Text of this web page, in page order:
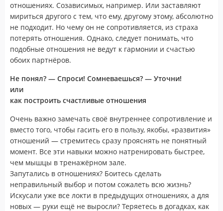
отношениях. Созависимых, например. Или заставляют
мириться другого с тем, что ему, другому этому, абсолютно
не подходит. Но чему он не сопротивляется, из страха
потерять отношения. Однако, следует понимать, что
подобные отношения не ведут к гармонии и счастью
обоих партнёров.
Не понял? — Спроси! Сомневаешься? — Уточни!
или
как построить счастливые отношения
Очень важно замечать своё внутреннее сопротивление и
вместо того, чтобы гасить его в пользу, якобы, «развития»
отношений — стремитесь сразу прояснять не понятный
момент. Все эти навыки можно натренировать быстрее,
чем мышцы в тренажёрном зале.
Запутались в отношениях? Боитесь сделать
неправильный выбор и потом сожалеть всю жизнь?
Искусали уже все локти в предыдущих отношениях, а для
новых — руки ещё не выросли? Теряетесь в догадках, как